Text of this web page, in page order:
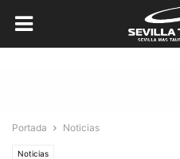
Portada Noticias
Noticias